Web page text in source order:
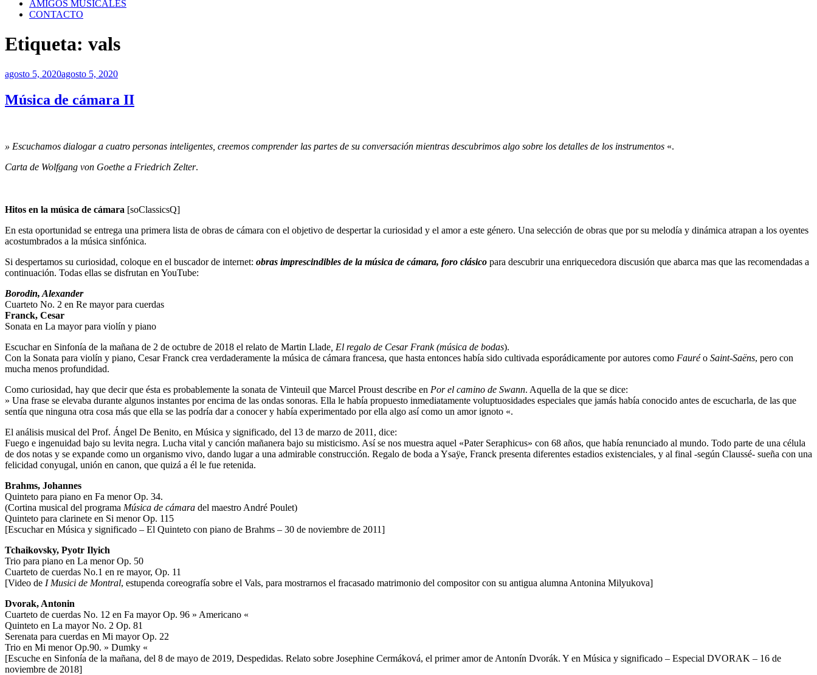
AMIGOS MUSICALES
CONTACTO
Etiqueta: vals
Publicado
agosto 5, 2020agosto 5, 2020
Música de cámara II
» Escuchamos dialogar a cuatro personas inteligentes, creemos comprender las partes de su conversación mientras descubrimos algo sobre los detalles de los instrumentos «.
Carta de Wolfgang von Goethe a Friedrich Zelter.
Hitos en la música de cámara [soClassicsQ]
En esta oportunidad se entrega una primera lista de obras de cámara con el objetivo de despertar la curiosidad y el amor a este género. Una selección de obras que por su melodía y dinámica atrapan a los oyentes
acostumbrados a la música sinfónica.
Si despertamos su curiosidad, coloque en el buscador de internet: obras imprescindibles de la música de cámara, foro clásico para descubrir una enriquecedora discusión que abarca mas que las recomendadas a
continuación. Todas ellas se disfrutan en YouTube:
Borodin, Alexander
Cuarteto No. 2 en Re mayor para cuerdas
Franck, Cesar
Sonata en La mayor para violín y piano
Escuchar en Sinfonía de la mañana de 2 de octubre de 2018 el relato de Martin Llade , El regalo de Cesar Frank (música de bodas).
Con la Sonata para violín y piano, Cesar Franck crea verdaderamente la música de cámara francesa, que hasta entonces había sido cultivada esporádicamente por autores como Fauréo Saint-Saëns, pero con
mucha menos profundidad.
Como curiosidad, hay que decir que ésta es probablemente la sonata de Vinteuil que Marcel Proust describe en Por el camino de Swann. Aquella de la que se dice:
» Una frase se elevaba durante algunos instantes por encima de las ondas sonoras. Ella le había propuesto inmediatamente voluptuosidades especiales que jamás había conocido antes de escucharla, de las que
sentía que ninguna otra cosa más que ella se las podría dar a conocer y había experimentado por ella algo así como un amor ignoto «.
El análisis musical del Prof. Ángel De Benito, en Música y significado, del 13 de marzo de 2011, dice:
Fuego e ingenuidad bajo su levita negra. Lucha vital y canción mañanera bajo su misticismo. Así se nos muestra aquel «Pater Seraphicus» con 68 años, que había renunciado al mundo. Todo parte de una célula
de dos notas y se expande como un organismo vivo, dando lugar a una admirable construcción. Regalo de boda a Ysaÿe, Franck presenta diferentes estadios existenciales, y al final -según Claussé- sueña con una
felicidad conyugal, unión en canon, que quizá a él le fue retenida.
Brahms, Johannes
Quinteto para piano en Fa menor Op. 34.
(Cortina musical del programa Música de cámara del maestro André Poulet)
Quinteto para clarinete en Si menor Op. 115
[Escuchar en Música y significado – El Quinteto con piano de Brahms – 30 de noviembre de 2011]
Tchaikovsky, Pyotr Ilyich
Trio para piano en La menor Op. 50
Cuarteto de cuerdas No.1 en re mayor, Op. 11
[Video de I Musici de Montral, estupenda coreografía sobre el Vals, para mostrarnos el fracasado matrimonio del compositor con su antigua alumna Antonina Milyukova]
Dvorak, Antonin
Cuarteto de cuerdas No. 12 en Fa mayor Op. 96 » Americano «
Quinteto en La mayor No. 2 Op. 81
Serenata para cuerdas en Mi mayor Op. 22
Trio en Mi menor Op.90. » Dumky «
[Escuche en Sinfonía de la mañana, del 8 de mayo de 2019, Despedidas. Relato sobre Josephine Cermáková, el primer amor de Antonín Dvorák. Y en Música y significado – Especial DVORAK – 16 de
noviembre de 2018]